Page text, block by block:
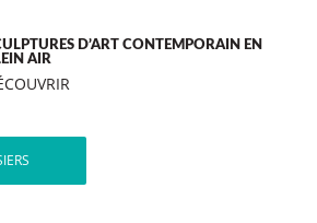
D’ART CONTEMPORAIN EN
AIR